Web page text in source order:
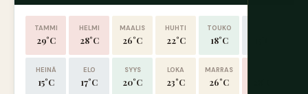
TAMMI
29°C
HELMI
28°C
MAALIS
26°C
HUHTI
22°C
TOUKO
18°C
HEINÄ
15°C
ELO
17°C
SYYS
20°C
LOKA
23°C
MARRAS
26°C